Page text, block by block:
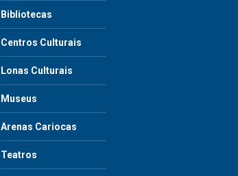
Bibliotecas
Centros Culturais
Lonas Culturais
Museus
Arenas Cariocas
Teatros